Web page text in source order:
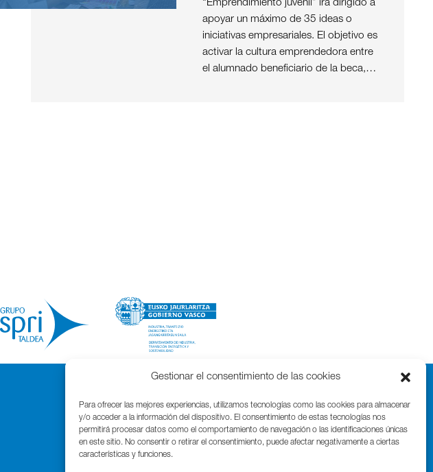
Gestionar el consentimiento de las cookies
Para ofrecer las mejores experiencias, utilizamos tecnologías como las cookies para almacenar
y/o acceder a la información del dispositivo. El consentimiento de estas tecnologías nos
permitirá procesar datos como el comportamiento de navegación o las identificaciones únicas
en este sitio. No consentir o retirar el consentimiento, puede afectar negativamente a ciertas
características y funciones.
“Emprendimiento juvenil” irá dirigido a
apoyar un máximo de 35 ideas o
iniciativas empresariales. El objetivo es
activar la cultura emprendedora entre
el alumnado beneficiario de la beca,…